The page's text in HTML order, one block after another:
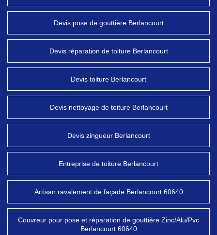
Devis pose de gouttière Berlancourt
Devis réparation de toiture Berlancourt
Devis toiture Berlancourt
Devis nettoyage de toiture Berlancourt
Devis zingueur Berlancourt
Entreprise de toiture Berlancourt
Artisan ravalement de façade Berlancourt 60640
Couvreur pour pose et réparation de gouttière Zinc/Alu/Pvc
Berlancourt 60640